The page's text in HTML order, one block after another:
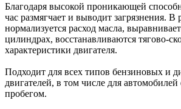
Благодаря высокой проникающей
час размягчает и выводит загрязнения. В
нормализуется расход масла,
цилиндрах, восстанавливаются тягово-
характеристики двигателя.
Подходит для всех типов бензиновых и
двигателей, в том числе для
пробегом.